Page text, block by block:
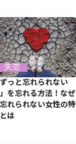
失恋
ずっと忘れられない
を忘れる方法！なぜ
れられない女性の特
は